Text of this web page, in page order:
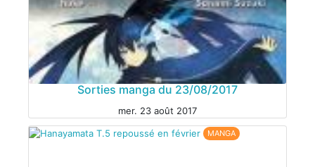
MANGA
Sorties manga du 23/08/2017
mer. 23 août 2017
MANGA